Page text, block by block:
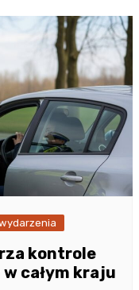
kontrole
całym kraju